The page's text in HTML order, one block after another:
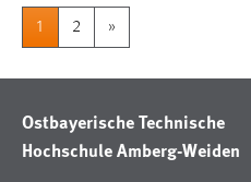
1 2 »
Ostbayerische Technische
Hochschule Amberg-Weiden